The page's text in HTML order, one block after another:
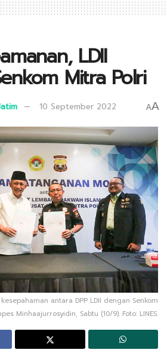
LDII
Mitra Polri
10 September 2022 AA
antara DPP LDII dengan Senkom
Minhaajurrosyidin, Sabtu (10/9). Foto: LINES.